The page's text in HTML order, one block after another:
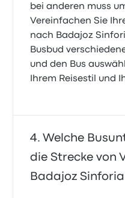
bei anderen muss
Vereinfachen Sie
nach Badajoz
Busbud
und den Bus
Ihrem Reisestil und
Welche
die Strecke von
Badajoz